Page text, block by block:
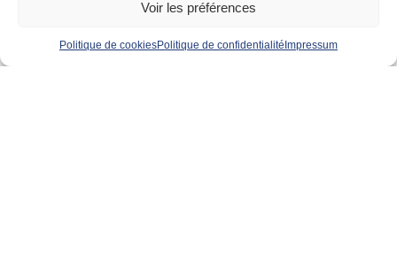
Voir les préférences
Politique de cookiesPolitique de confidentialité Impressum